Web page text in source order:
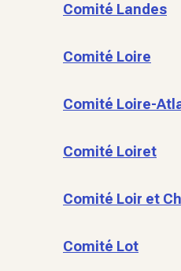
Comité Landes
Comité Loire
Comité Loire-
Comité Loiret
Comité Loir et
Comité Lot